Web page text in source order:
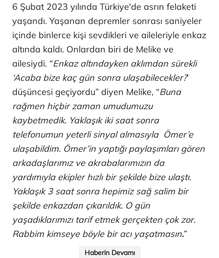
6 Şubat 2023 yılında Türkiye'de asrın felaketi
yaşandı. Yaşanan depremler sonrası saniyeler
içinde binlerce kişi sevdikleri ve aileleriyle enkaz
altında kaldı. Onlardan biri de Melike ve
ailesiydi. “Enkaz altındayken aklımdan sürekli
‘Acaba bize kaç gün sonra ulaşabilecekler?’
düşüncesi geçiyordu” diyen Melike, “Buna
rağmen hiçbir zaman umudumuzu
kaybetmedik. Yaklaşık iki saat sonra
telefonumun yeterli sinyal almasıyla Ömer’e
ulaşabildim. Ömer’in yaptığı paylaşımları gören
arkadaşlarımız ve akrabalarımızın da
yardımıyla ekipler hızlı bir şekilde bize ulaştı.
Yaklaşık 3 saat sonra hepimiz sağ salim bir
şekilde enkazdan çıkarıldık. O gün
yaşadıklarımızı tarif etmek gerçekten çok zor.
Rabbim kimseye böyle bir acı yaşatmasın.”
Haberin Devamı